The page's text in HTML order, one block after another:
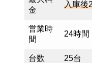
金
入庫後
営業時
間
24時間
台数 25台